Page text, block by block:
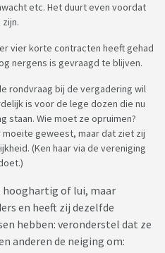
etc. Het duurt even voordat
vier korte contracten heeft gehad
nergens is gevraagd te blijven.
rondvraag bij de vergadering wil
is voor de lege dozen die nu
staan. Wie moet ze opruimen?
geweest, maar dat ziet zij
(Ken haar via de vereniging
hooghartig of lui, maar
en heeft zij dezelfde
hebben: veronderstel dat ze
anderen de neiging om: